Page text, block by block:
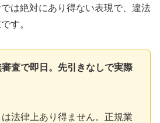
は絶対にあり得ない表現で、違法
す。
審査で即日。先引きなしで実際
は法律上あり得ません。正規業